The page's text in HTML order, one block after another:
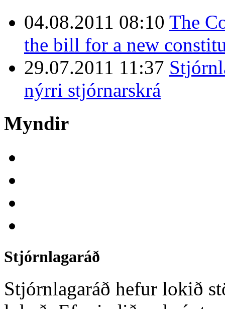
04.08.2011 08:10 The
the bill for a new
29.07.2011 11:37
nýrri stjórnarskrá
Myndir
Stjórnlagaráð
Stjórnlagaráð hefur lokið